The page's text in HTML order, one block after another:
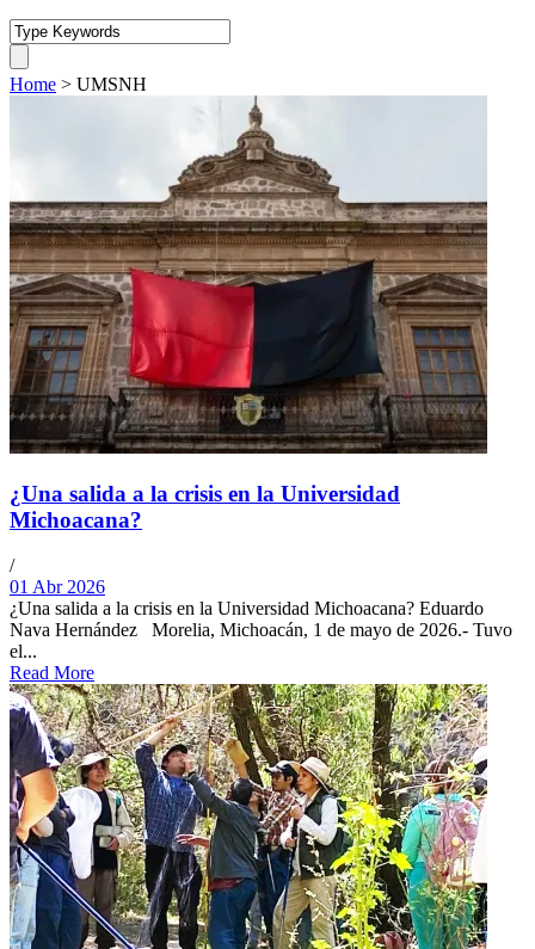
Home > UMSNH
¿Una salida a la crisis en la Universidad
Michoacana?
/
01 Abr 2026
¿Una salida a la crisis en la Universidad Michoacana? Eduardo
Nava Hernández Morelia, Michoacán, 1 de mayo de 2026.- Tuvo
el...
Read More